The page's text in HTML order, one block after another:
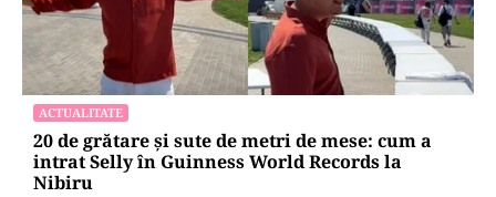
ACTUALITATE
20 de grătare și sute de metri de mese: cum a
intrat Selly în Guinness World Records la
Nibiru